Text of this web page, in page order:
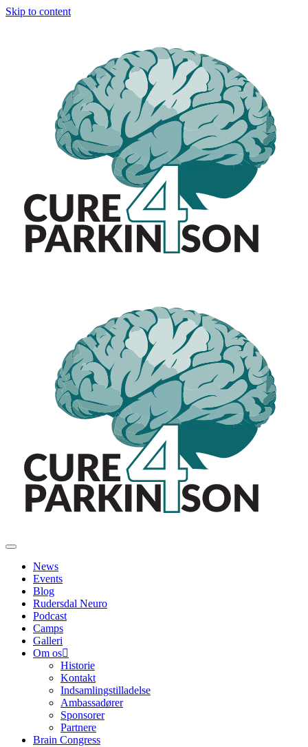
Skip to content
News
Events
Blog
Rudersdal Neuro
Podcast
Camps
Galleri
Om os
Historie
Kontakt
Indsamlingstilladelse
Ambassadører
Sponsorer
Partnere
Brain Congress